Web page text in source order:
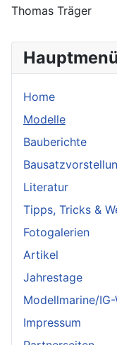
Home
Modelle
Bauberichte
Literatur
Tipps, Tricks &
Fotogalerien
Artikel
Jahrestage
Modellmarine/
Impressum
Thomas Träger